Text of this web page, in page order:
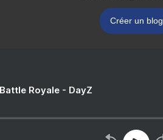
Créer un blog
Royale - DayZ